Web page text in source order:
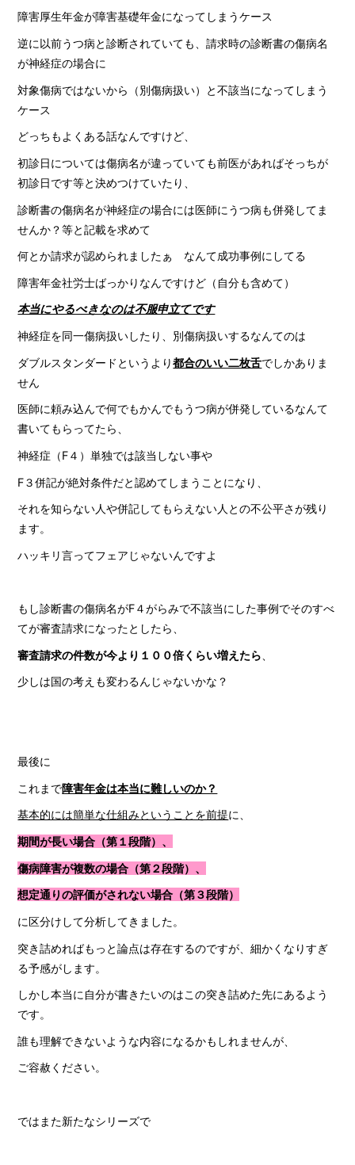
障害厚生年金が障害基礎年金になってしまうケース
逆に以前うつ病と診断されていても、請求時の診断書の傷病名
が神経症の場合に
対象傷病ではないから（別傷病扱い）と不該当になってしまう
ケース
どっちもよくある話なんですけど、
初診日については傷病名が違っていても前医があればそっちが
初診日です等と決めつけていたり、
診断書の傷病名が神経症の場合には医師にうつ病も併発してま
せんか？等と記載を求めて
何とか請求が認められましたぁ なんて成功事例にしてる
障害年金社労士ばっかりなんですけど（自分も含めて）
本当にやるべきなのは不服申立てです
神経症を同一傷病扱いしたり、別傷病扱いするなんてのは
ダブルスタンダードというより都合のいい二枚舌でしかありま
せん
医師に頼み込んで何でもかんでもうつ病が併発しているなんて
書いてもらってたら、
神経症（F４）単独では該当しない事や
F３併記が絶対条件だと認めてしまうことになり、
それを知らない人や併記してもらえない人との不公平さが残り
ます。
ハッキリ言ってフェアじゃないんですよ
もし診断書の傷病名がF４がらみで不該当にした事例でそのすべ
てが審査請求になったとしたら、
審査請求の件数が今より１００倍くらい増えたら
少しは国の考えも変わるんじゃないかな？
最後に
これまで障害年金は本当に難しいのか？
基本的には簡単な仕組みということを前提に、
期間が長い場合（第１段階）、
傷病障害が複数の場合（第２段階）、
想定通りの評価がされない場合（第３段階）
に区分けして分析してきました。
突き詰めればもっと論点は存在するのですが、細かくなりすぎ
る予感がします。
しかし本当に自分が書きたいのはこの突き詰めた先にあるよう
です。
誰も理解できないような内容になるかもしれませんが、
ご容赦ください。
ではまた新たなシリーズで